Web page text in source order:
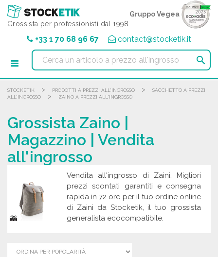
Grossista per professionisti dal 1998
Gruppo Vegea
+33 1 70 68 96 67 contact@stocketik.it

STOCKETIK > PRODOTTI A PREZZI ALL'INGROSSO >
SACCHETTO A PREZZI
ALL'INGROSSO
> ZAINO A PREZZI ALL'INGROSSO
Grossista Zaino |
Magazzino | Vendita
all'ingrosso
Vendita all'ingrosso di Zaini. Migliori
prezzi scontati garantiti e consegna
rapida in 72 ore per il tuo ordine online
di Zaini da Stocketik, il tuo grossista
generalista ecocompatibile.
Pannello di gestione dei cookies